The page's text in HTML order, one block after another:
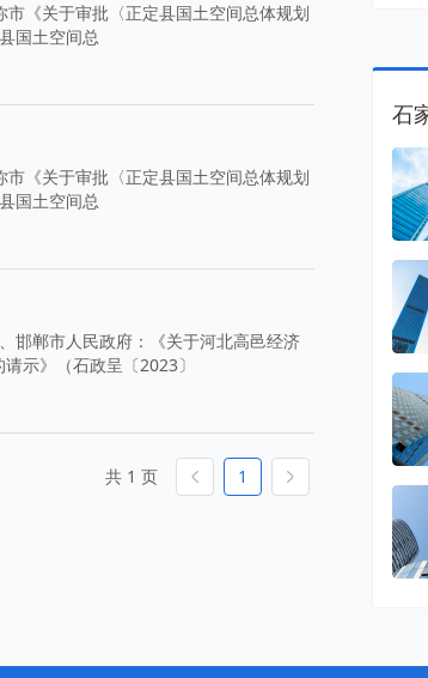
《关于审批〈正定县国土空间总体规划
国土空间总
《关于审批〈正定县国土空间总体规划
国土空间总
邯郸市人民政府：《关于河北高邑经济
示》（石政呈〔2023〕
共 1 页 1
石